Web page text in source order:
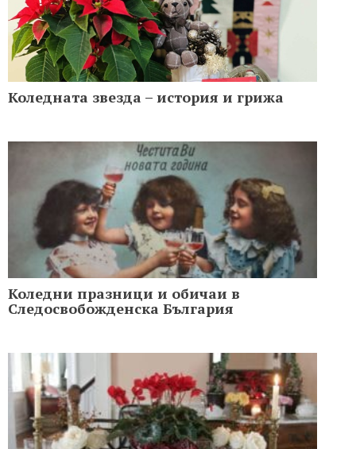
Коледната звезда – история и грижа
Коледни празници и обичаи в
Следосвобожденска България